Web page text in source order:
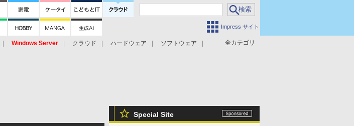
Impress サイト
全カテゴリ
Windows Server クラウド ハードウェア
ソフトウェア
Special Site